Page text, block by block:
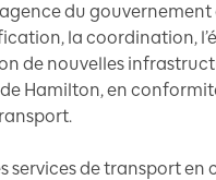
du
la coordination,
de nouvelles
Hamilton, en
services de transport